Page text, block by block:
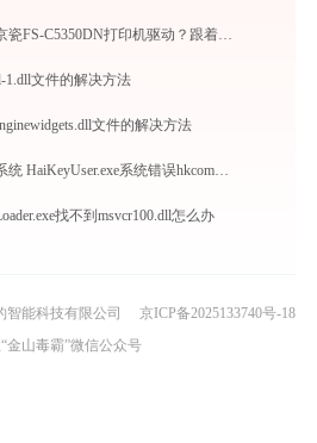
如何轻松下载和安装京瓷FS-C5350DN打印机驱动？跟着这篇指南走
1.dll文件的解决方法
文件的解决方法
网证通电子商务认证系统 HaiKeyUser.exe系统错误hkcommand.dll丢失如何解决
找不到msvcr100.dll怎么办
智能科技有限公司
京ICP备2025133740号-18
金山毒霸”微信公众号